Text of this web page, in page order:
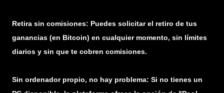
Retira sin comisiones: Puedes solicitar el retiro de tus
ganancias (en Bitcoin) en cualquier momento, sin límites
diarios y sin que te cobren comisiones.
Sin ordenador propio, no hay problema: Si no tienes un